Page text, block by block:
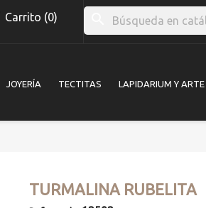
Carrito (0)
JOYERÍA TECTITAS LAPIDARIUM Y
TURMALINA RUBELITA